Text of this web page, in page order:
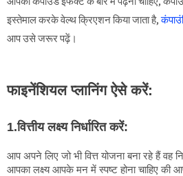
इस्तेमाल करके वेल्थ क्रिएशन किया जाता है,
आप उसे जरूर पढ़ें।
फाइनेंशियल प्लानिंग ऐसे करें:
1.वित्तीय लक्ष्य निर्धारित करें:
आप अपने लिए जो भी वित्त योजना बना रहे हैं वह
आपका लक्ष्य आपके मन में स्पष्ट होना चाहिए की